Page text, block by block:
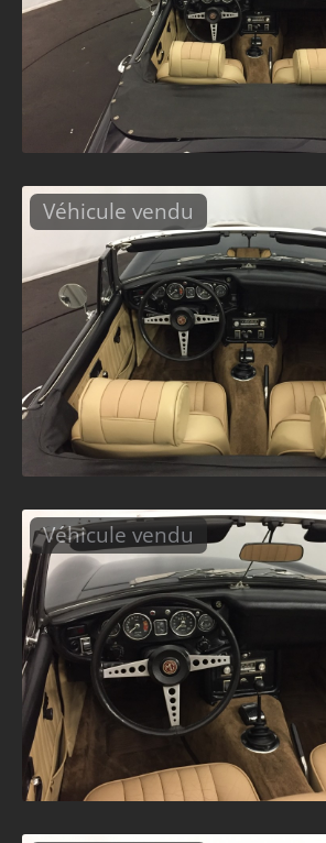
Véhicule vendu
Véhicule vendu